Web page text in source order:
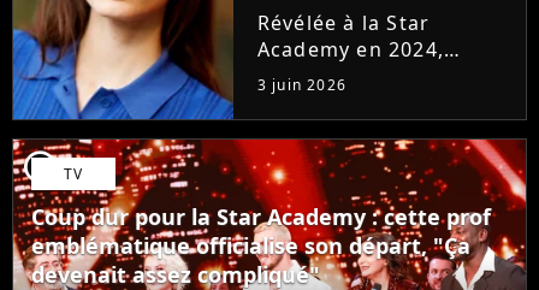
Révélée à la Star
Academy en 2024,
Marguerite officialise
l'arrivée pour l'automne
de son premier album
Guérir. En parallèle, la
chanteuse et
comédienne rejoindra
Laura Felpin, Harpo...
3 juin 2026
player2 TV
Coup dur pour la Star Academy : cette prof
emblématique officialise son départ, "Ça
devenait assez compliqué"